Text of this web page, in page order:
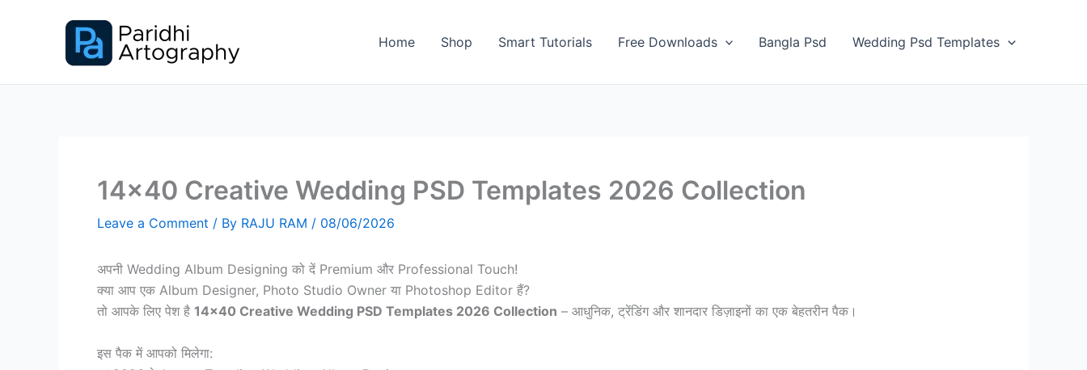
Home Shop Smart Tutorials Free Downloads Bangla Psd Wedding Psd Templates
14×40 Creative Wedding PSD Templates 2026 Collection
Leave a Comment / By RAJU RAM / 08/06/2026
अपनी Wedding Album Designing को दें Premium और Professional Touch!
क्या आप एक Album Designer, Photo Studio Owner या Photoshop Editor हैं?
तो आपके लिए पेश है 14×40 Creative Wedding PSD Templates 2026 Collection – आधुनिक, ट्रेंडिंग और शानदार डिज़ाइनों का एक बेहतरीन पैक।
इस पैक में आपको मिलेगा: